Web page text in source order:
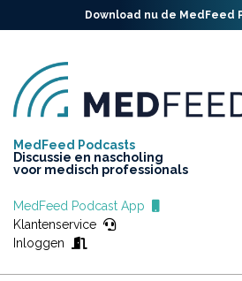
Download nu de MedFeed
MedFeed Podcasts
Discussie en nascholing
voor medisch professionals
MedFeed Podcast App
Klantenservice
Inloggen